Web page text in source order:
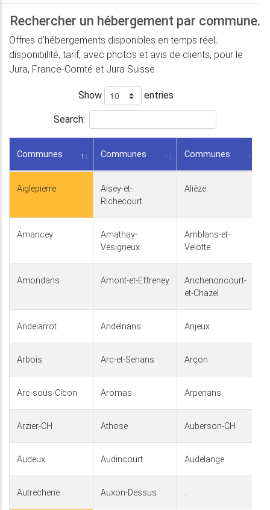
Rechercher un hébergement par commune.
Offres d'hébergements disponibles en temps réel;
disponibilité, tarif, avec photos et avis de clients, pour le
Jura, France-Comté et Jura Suisse.
Show entries
Search:
Communes Communes Communes
Aiglepierre
Aisey-et-
Richecourt
Alièze
Amancey
Amathay-
Vésigneux
Amblans-et-
Velotte
Amondans Amont-et-Effreney
Anchenoncourt-
et-Chazel
Andelarrot Andelnans Anjeux
Arbois Arc-et-Senans Arçon
Arc-sous-Cicon Aromas Arpenans
Arzier-CH Athose Auberson-CH
Audeux Audincourt Audelange
Autrechene Auxon-Dessus .